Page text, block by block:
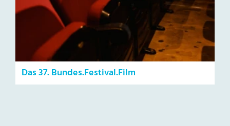
Das 37. Bundes.Festival.Film